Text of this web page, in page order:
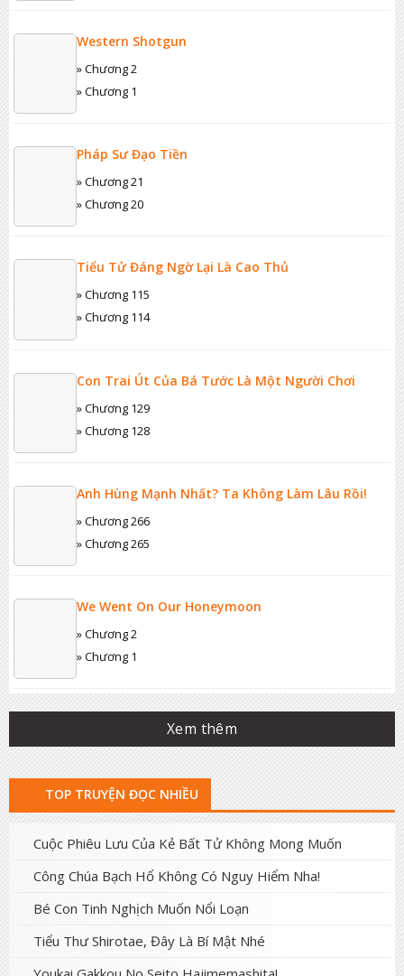
Western Shotgun
» Chương 2
» Chương 1
Pháp Sư Đạo Tiền
» Chương 21
» Chương 20
Tiểu Tử Đáng Ngờ Lại Là Cao Thủ
» Chương 115
» Chương 114
Con Trai Út Của Bá Tước Là Một Người Chơi
» Chương 129
» Chương 128
Anh Hùng Mạnh Nhất? Ta Không Làm Lâu Rồi!
» Chương 266
» Chương 265
We Went On Our Honeymoon
» Chương 2
» Chương 1
Xem thêm
TOP TRUYỆN ĐỌC NHIỀU
Cuộc Phiêu Lưu Của Kẻ Bất Tử Không Mong Muốn
Công Chúa Bạch Hổ Không Có Nguy Hiểm Nha!
Bé Con Tinh Nghịch Muốn Nổi Loạn
Tiểu Thư Shirotae, Đây Là Bí Mật Nhé